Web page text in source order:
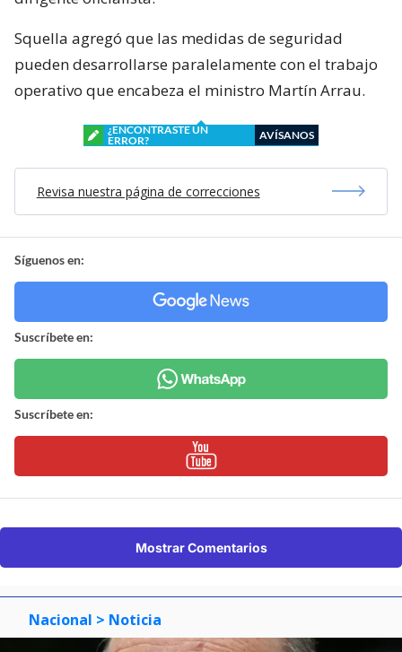
Squella agregó que las medidas de seguridad
pueden desarrollarse paralelamente con el trabajo
operativo que encabeza el ministro Martín Arrau.
¿ENCONTRASTE UN
ERROR?
AVÍSANOS
Revisa nuestra página de correcciones
Síguenos en:
Suscríbete en:
Suscríbete en:
Mostrar Comentarios
Nacional > Noticia